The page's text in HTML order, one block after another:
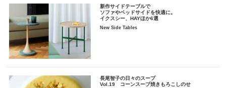
新作サイドテーブルで
ソファやベッドサイドを快適に。
イクスシー、HAYほか6選
New Side Tables
長尾智子の日々のスープ
Vol.19 コーンスープ焼きもろこしのせ